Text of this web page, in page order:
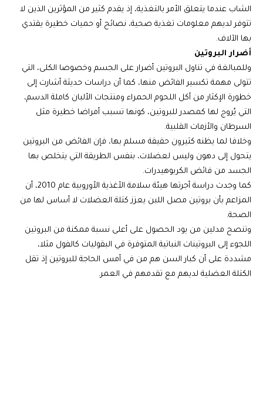
الشاب عندما يتعلق الأمر بالتغذية، إذ يقدم كثير من المؤثرين الذين لا
تتوفر لديهم معلومات تغذية صحية، نصائح أو حميات خطيرة يقتدي
بها الآلاف.
أضرار البروتين
وللمبالغة في تناول البروتين أضرار على الجسم وخصوصا الكلى، التي
تتولى مهمة تكسير الفائض منها، كما أن دراسات حديثة أشارت إلى
خطورة الإكثار من أكل اللحوم الحمراء ومنتجات الألبان كاملة الدسم،
التي يُروج لها كمصدر للبروتين، كونها تسبب أمراضا خطيرة مثل
السرطان والأزمات القلبية.
وخلافا لما يظنه كثيرون حقيقة مسلم بها، فإن الفائض من البروتين
يتحول إلى دهون وليس لعضلات، بنفس الطريقة التي يتخلص بها
الجسد من فائض الكربوهيدرات.
كما وجدت دراسة أجرتها هيئة سلامة الأغذية الأوروبية عام 2010، أن
المزاعم بأن بروتين مصل اللبن يعزز كتلة العضلات لا أساس لها من
الصحة.
وتنصح مدلين من يود الحصول على أعلى نسبة ممكنة من البروتين
اللجوء إلى البروتينات النباتية المتوفرة في البقوليات كالفول مثلا،
مشددة على أن كبار السن هم من في أمس الحاجة للبروتين إذ تقل
الكتلة العضلية لديهم مع تقدمهم في العمر.